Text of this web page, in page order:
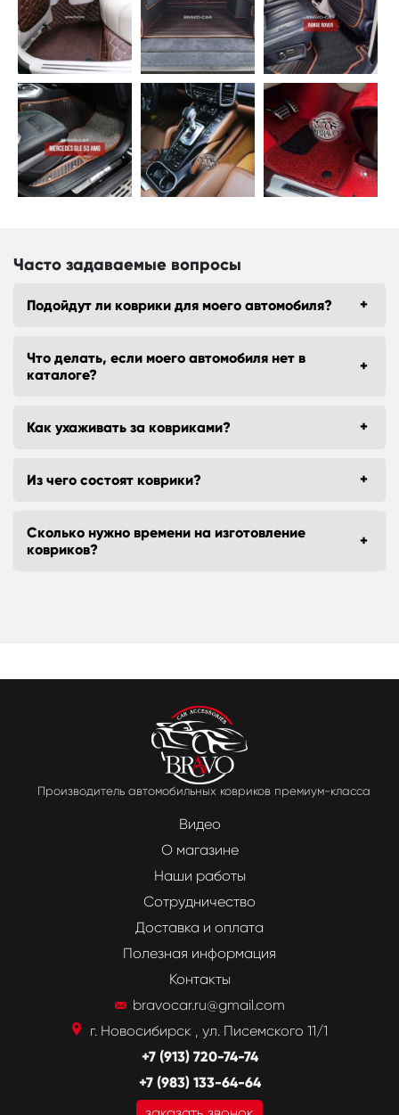
Часто задаваемые вопросы
Подойдут ли коврики для моего автомобиля?
Что делать, если моего автомобиля нет в
каталоге?
Как ухаживать за ковриками?
Из чего состоят коврики?
Сколько нужно времени на изготовление
ковриков?
Производитель автомобильных ковриков премиум-класса
Видео
О магазине
Наши работы
Сотрудничество
Доставка и оплата
Полезная информация
Контакты
bravocar.ru@gmail.com
г. Новосибирск , ул. Писемского 11/1
+7 (913) 720-74-74
+7 (983) 133-64-64